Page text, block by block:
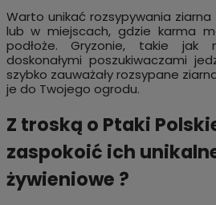
Warto unikać rozsypywania
lub w miejscach, gdzie karma
podłoże. Gryzonie, takie
doskonałymi poszukiwaczami
szybko zauważały rozsypane
je do Twojego ogrodu.
Z troską o Ptaki
zaspokoić ich
żywieniowe ?